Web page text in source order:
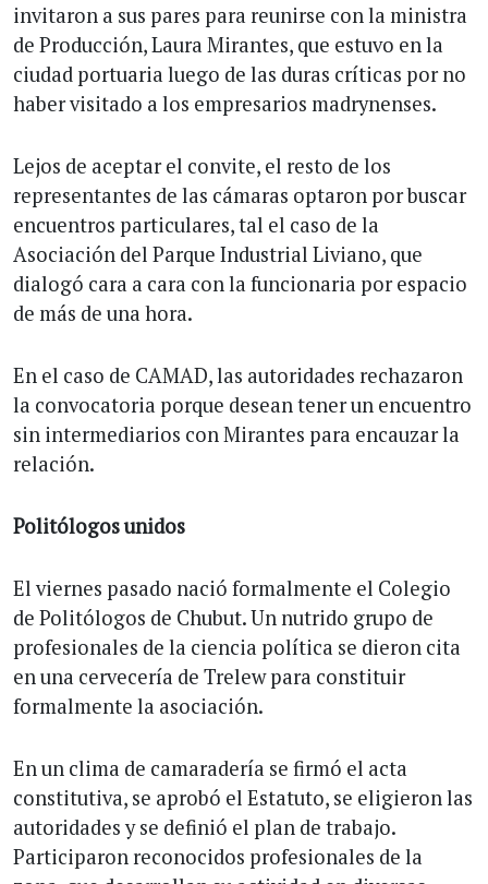
invitaron a sus pares para reunirse con la ministra
de Producción, Laura Mirantes, que estuvo en la
ciudad portuaria luego de las duras críticas por no
haber visitado a los empresarios madrynenses.
Lejos de aceptar el convite, el resto de los
representantes de las cámaras optaron por buscar
encuentros particulares, tal el caso de la
Asociación del Parque Industrial Liviano, que
dialogó cara a cara con la funcionaria por espacio
de más de una hora.
En el caso de CAMAD, las autoridades rechazaron
la convocatoria porque desean tener un encuentro
sin intermediarios con Mirantes para encauzar la
relación.
Politólogos unidos
El viernes pasado nació formalmente el Colegio
de Politólogos de Chubut. Un nutrido grupo de
profesionales de la ciencia política se dieron cita
en una cervecería de Trelew para constituir
formalmente la asociación.
En un clima de camaradería se firmó el acta
constitutiva, se aprobó el Estatuto, se eligieron las
autoridades y se definió el plan de trabajo.
Participaron reconocidos profesionales de la